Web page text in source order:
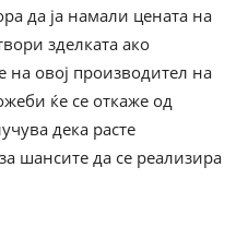
да ја намали цената на
зделката ако
на овој производител на
ќе се откаже од
дека расте
шансите да се реализира